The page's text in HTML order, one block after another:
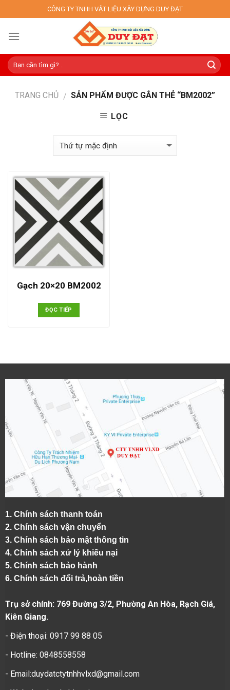
to
content
CÔNG TY TNHH VẬT LIỆU XÂY DỰNG DUY ĐẠT
TRANG CHỦ / SẢN PHẨM ĐƯỢC GẮN THẺ “BM2002”
LỌC
Gạch 20×20 BM2002
ĐỌC TIẾP
1. Chính sách thanh toán
2. Chính sách vận chuyển
3. Chính sách bảo mật thông tin
4. Chính sách xử lý khiếu nại
5. Chính sách bảo hành
6. Chính sách đổi trả,hoàn tiền
Trụ sở chính: 769 Đường 3/2, Phường An Hòa, Rạch Giá,
Kiên Giang.
- Điện thoại: 0917 99 88 05
- Hotline: 0848558558
- Email:duydatctytnhhvlxd@gmail.com